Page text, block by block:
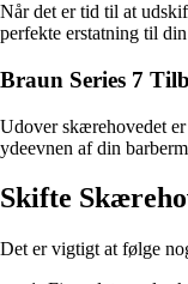
Når det er tid til at
perfekte erstatning til
Braun Series 7
Udover skærehovedet
ydeevnen af din
Skifte
Det er vigtigt at følge